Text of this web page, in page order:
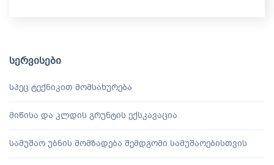
ᲡᲔᲠᲕᲘᲡᲔᲑᲘ
სპეც ტექნიკით მომსახურება
მიწისა და კლდის გრუნტის ექსკავაცია
სამუშაო უბნის მომზადება შემდგომი სამუშაოებისთვის